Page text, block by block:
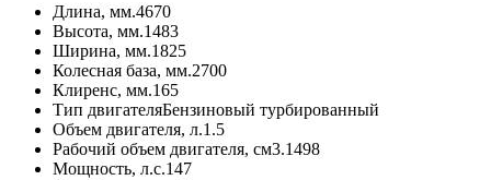
Длина, мм.4670
Высота, мм.1483
Ширина, мм.1825
Колесная база, мм.2700
Клиренс, мм.165
Тип двигателяБензиновый турбированный
Объем двигателя, л.1.5
Рабочий объем двигателя, см3.1498
Мощность, л.с.147